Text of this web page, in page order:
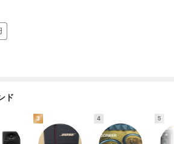
ド
3 4 5